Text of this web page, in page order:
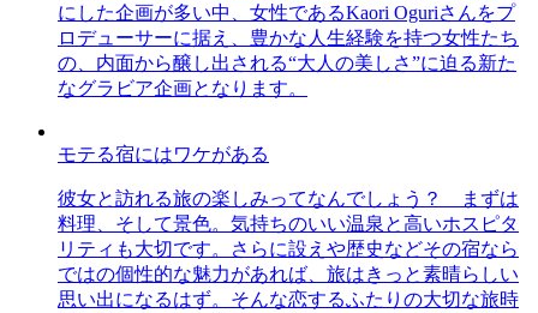
にした企画が多い中、女性であるKaori Oguriさんをプ
ロデューサーに据え、豊かな人生経験を持つ女性たち
の、内面から醸し出される“大人の美しさ”に迫る新た
なグラビア企画となります。
モテる宿にはワケがある
彼女と訪れる旅の楽しみってなんでしょう？ まずは
料理、そして景色。気持ちのいい温泉と高いホスピタ
リティも大切です。さらに設えや歴史などその宿なら
ではの個性的な魅力があれば、旅はきっと素晴らしい
思い出になるはず。そんな恋するふたりの大切な旅時